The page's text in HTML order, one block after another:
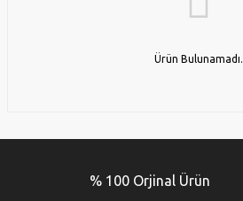
Ürün Bulunamadı.
% 100 Orjinal Ürün